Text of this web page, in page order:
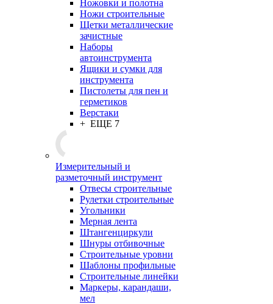
Ножовки и полотна
Ножи строительные
Щетки металлические
зачистные
Наборы
автоинструмента
Ящики и сумки для
инструмента
Пистолеты для пен и
герметиков
Верстаки
+ ЕЩЕ 7
Измерительный и
разметочный инструмент
Отвесы строительные
Рулетки строительные
Угольники
Мерная лента
Штангенциркули
Шнуры отбивочные
Строительные уровни
Шаблоны профильные
Строительные линейки
Маркеры, карандаши,
мел